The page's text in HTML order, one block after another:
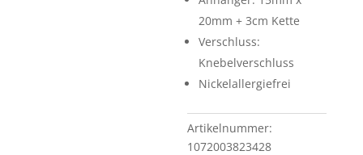
20mm + 3cm Kette
Verschluss:
Knebelverschluss
Nickelallergiefrei
Artikelnummer:
1072003823428